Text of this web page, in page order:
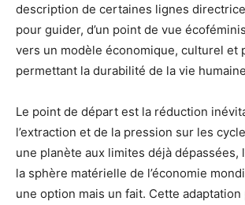
description de certaines lignes
pour guider, d’un point de vue
vers un modèle économique, culturel et
permettant la durabilité de la vie
Le point de départ est la réduction
l’extraction et de la pression sur les
une planète aux limites déjà dépassées,
la sphère matérielle de l’économie
une option mais un fait. Cette